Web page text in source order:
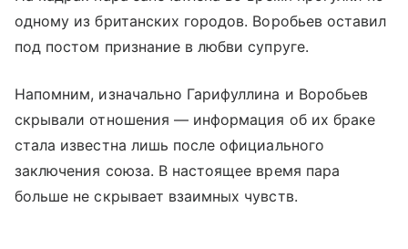
одному из британских городов. Воробьев оставил
под постом признание в любви супруге.
Напомним, изначально Гарифуллина и Воробьев
скрывали отношения — информация об их браке
стала известна лишь после официального
заключения союза. В настоящее время пара
больше не скрывает взаимных чувств.